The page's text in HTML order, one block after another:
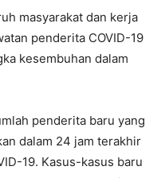
masyarakat dan kerja
penderita COVID-19
kesembuhan dalam
penderita baru yang
dalam 24 jam terakhir
19. Kasus-kasus baru